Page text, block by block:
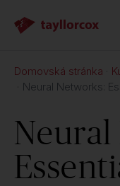
Domovská stránka
Neural Networks:
Neural